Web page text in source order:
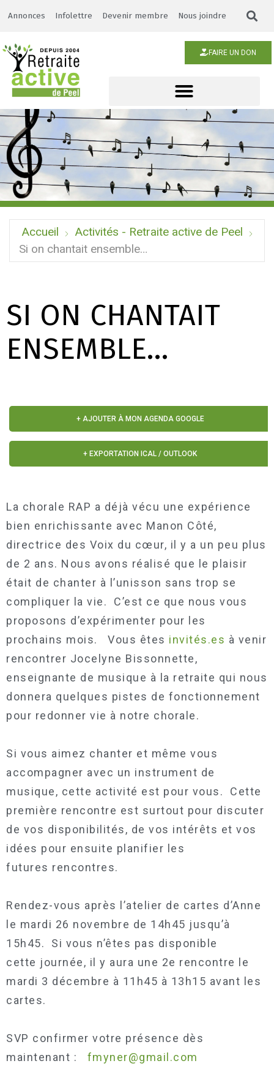
Annonces Infolettre Devenir membre Nous joindre
FAIRE UN DON
Accueil
Activités - Retraite active de Peel
Si on chantait ensemble…
SI ON CHANTAIT
ENSEMBLE…
+ AJOUTER À MON AGENDA GOOGLE
+ EXPORTATION ICAL / OUTLOOK
La chorale RAP a déjà vécu une expérience
bien enrichissante avec Manon Côté,
directrice des Voix du cœur, il y a un peu plus
de 2 ans. Nous avons réalisé que le plaisir
était de chanter à l’unisson sans trop se
compliquer la vie. C’est ce que nous vous
proposons d’expérimenter pour les
prochains mois. Vous êtes invités.es à venir
rencontrer Jocelyne Bissonnette,
enseignante de musique à la retraite qui nous
donnera quelques pistes de fonctionnement
pour redonner vie à notre chorale.
Si vous aimez chanter et même vous
accompagner avec un instrument de
musique, cette activité est pour vous. Cette
première rencontre est surtout pour discuter
de vos disponibilités, de vos intérêts et vos
idées pour ensuite planifier les
futures rencontres.
Rendez-vous après l’atelier de cartes d’Anne
le mardi 26 novembre de 14h45 jusqu’à
15h45. Si vous n’êtes pas disponible
cette journée, il y aura une 2e rencontre le
mardi 3 décembre à 11h45 à 13h15 avant les
cartes.
SVP confirmer votre présence dès
maintenant : fmyner@gmail.com